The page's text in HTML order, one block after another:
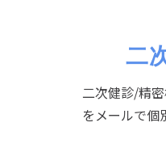
二
二次健診/精
をメールで個